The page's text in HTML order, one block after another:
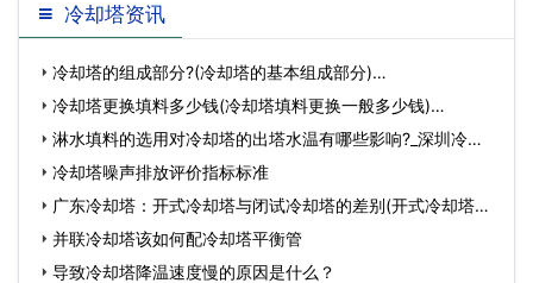
冷却塔资讯
冷却塔的组成部分?(冷却塔的基本组成部分)…
冷却塔更换填料多少钱(冷却塔填料更换一般多少钱)…
淋水填料的选用对冷却塔的出塔水温有哪些影响?_深圳冷却
塔…冷却塔噪声排放评价指标标准
广东冷却塔：开式冷却塔与闭试冷却塔的差别(开式冷却塔和
闭式…
并联冷却塔该如何配冷却塔平衡管
导致冷却塔降温速度慢的原因是什么？